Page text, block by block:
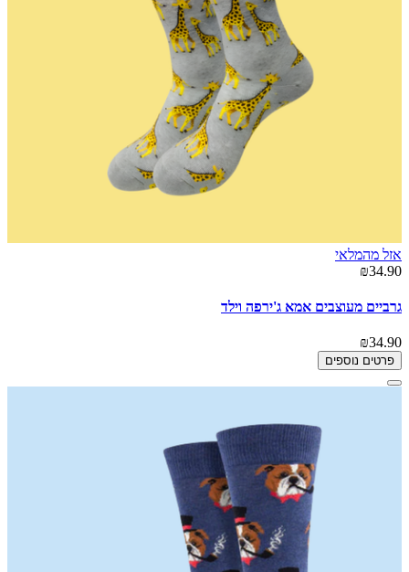
אזל מהמלאי
₪34.90
גרביים מעוצבים אמא ג'ירפה וילד
₪34.90
פרטים נוספים